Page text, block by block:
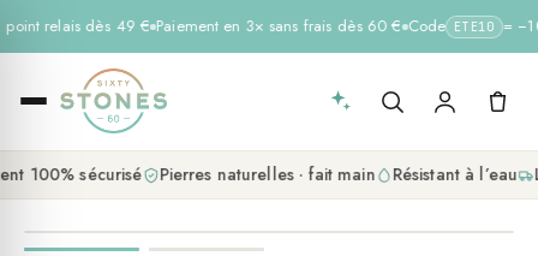
relais dès 49 € Paiement en 3× sans frais dès 60 € Code ETE10 =
100% sécurisé Pierres naturelles · fait main Résistant à l’eau